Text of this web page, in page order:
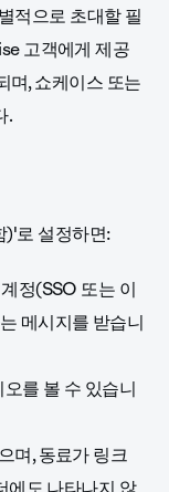
적으로 초대할 필
고객에게 제공
며, 쇼케이스 또는
.
로 설정하면:
정(SSO 또는 이
메시지를 받습니
를 볼 수 있습니
며, 동료가 링크